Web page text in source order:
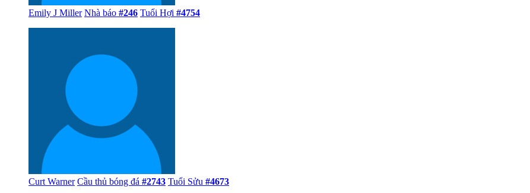
Emily J Miller Nhà báo #246 Tuổi Hợi #4754
Curt Warner Cầu thủ bóng đá #2743 Tuổi Sửu #4673